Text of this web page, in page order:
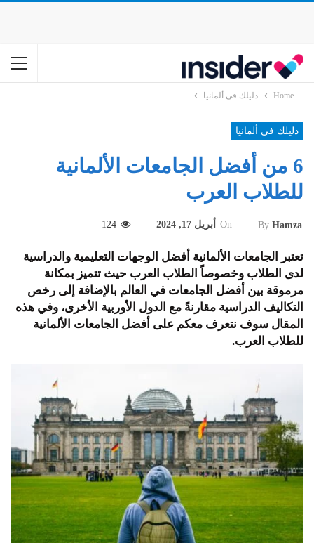
Home دليلك في ألمانيا
دليلك في ألمانيا
6 من أفضل الجامعات الألمانية
للطلاب العرب
By Hamza
On أبريل 17, 2024
تعتبر الجامعات الألمانية أفضل الوجهات التعليمية والدراسية
لدى الطلاب وخصوصاً الطلاب العرب حيث تتميز بمكانة
مرموقة بين أفضل الجامعات في العالم بالإضافة إلى رخص
التكاليف الدراسية مقارنةً مع الدول الأوربية الأخرى، وفي هذه
المقال سوف نتعرف معكم على أفضل الجامعات الألمانية
للطلاب العرب.